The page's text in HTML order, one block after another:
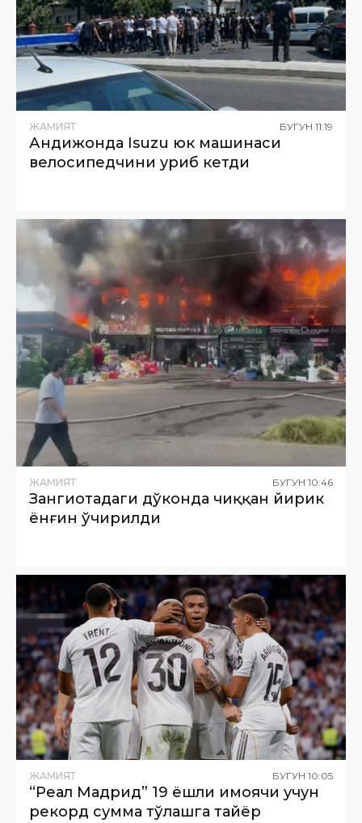
ЖАМИЯТ БУГУН 11:19
Андижонда Isuzu юк машинаси
велосипедчини уриб кетди
ЖАМИЯТ БУГУН 10:46
Зангиотадаги дўконда чиққан йирик
ёнғин ўчирилди
ЖАМИЯТ БУГУН 10:05
“Реал Мадрид” 19 ёшли ҳимоячи учун
рекорд сумма тўлашга тайёр